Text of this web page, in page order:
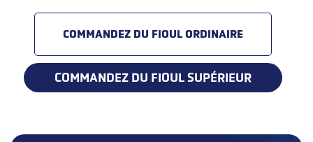
COMMANDEZ DU FIOUL ORDINAIRE
COMMANDEZ DU FIOUL SUPÉRIEUR